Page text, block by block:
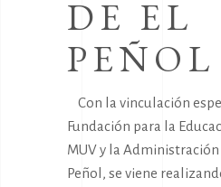
DE EL
PEÑOL
Con la vinculación
Fundación para la
MUV y la Administración
Peñol, se viene